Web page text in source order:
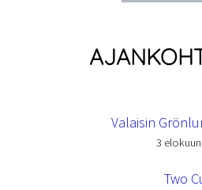
Valaisin
3
Two